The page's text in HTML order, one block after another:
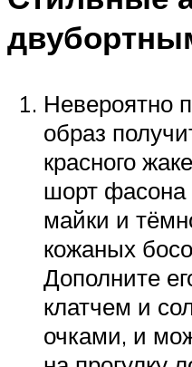
Невероятно
образ
красного
шорт фасона
майки и
кожаных
Дополните
клатчем и
очками, и